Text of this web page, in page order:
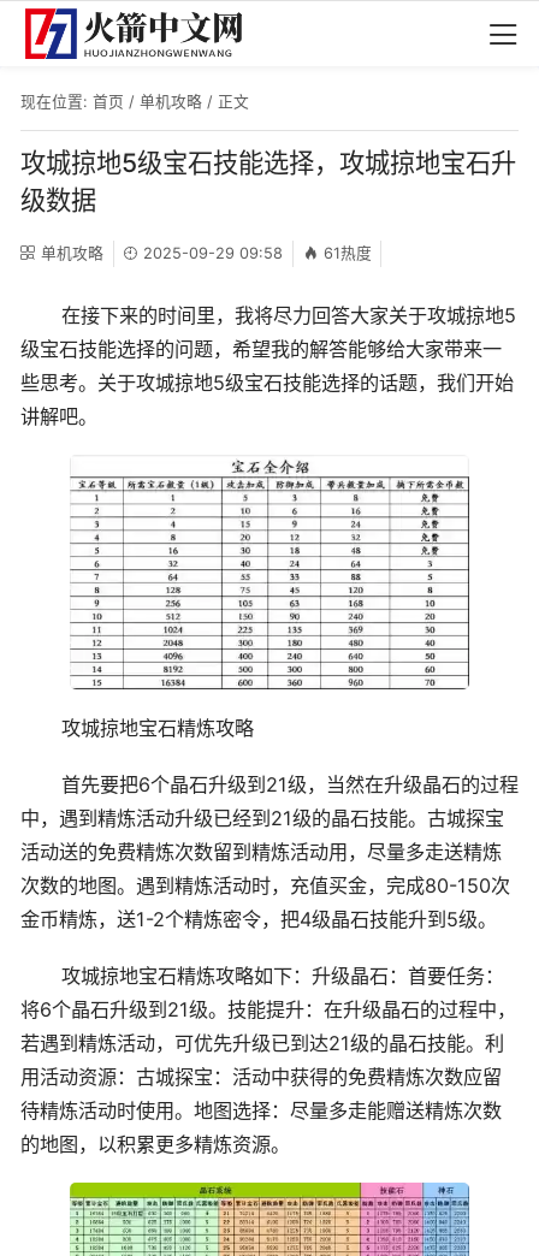
现在位置: 首页 / 单机攻略 / 正文
攻城掠地5级宝石技能选择，攻城掠地宝石升
级数据
单机攻略 2025-09-29 09:58 61热度
在接下来的时间里，我将尽力回答大家关于攻城掠地5
级宝石技能选择的问题，希望我的解答能够给大家带来一
些思考。关于攻城掠地5级宝石技能选择的话题，我们开始
讲解吧。
攻城掠地宝石精炼攻略
首先要把6个晶石升级到21级，当然在升级晶石的过程
中，遇到精炼活动升级已经到21级的晶石技能。古城探宝
活动送的免费精炼次数留到精炼活动用，尽量多走送精炼
次数的地图。遇到精炼活动时，充值买金，完成80-150次
金币精炼，送1-2个精炼密令，把4级晶石技能升到5级。
攻城掠地宝石精炼攻略如下：升级晶石：首要任务：
将6个晶石升级到21级。技能提升：在升级晶石的过程中，
若遇到精炼活动，可优先升级已到达21级的晶石技能。利
用活动资源：古城探宝：活动中获得的免费精炼次数应留
待精炼活动时使用。地图选择：尽量多走能赠送精炼次数
的地图，以积累更多精炼资源。